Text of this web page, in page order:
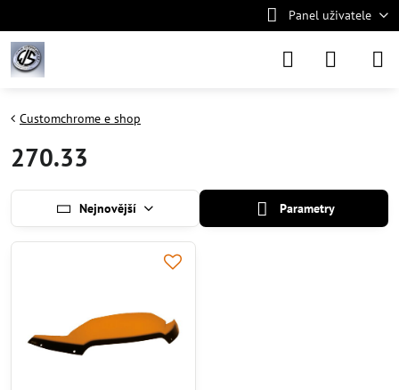
Panel uživatele
Customchrome e shop
270.33
Nejnovější Parametry